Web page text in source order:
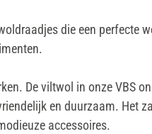
die een perfecte
De viltwol in onze VBS
en duurzaam. Het
accessoires.